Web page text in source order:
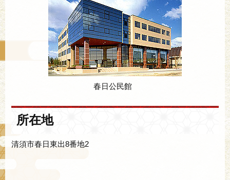
春日公民館
所在地
清須市春日東出8番地2